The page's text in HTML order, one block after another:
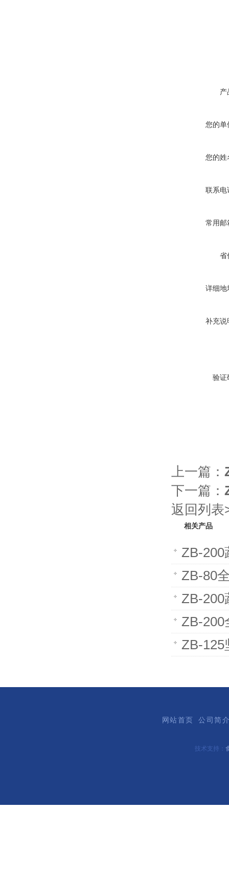
产
您的单
您的姓
联系电
常用邮
省
详细地
补充说
验证
上一篇：
下一篇：
返回列表
相关产品
ZB-200
ZB-80
ZB-200
ZB-200
ZB-125
网站首页 公司简
技术支持：